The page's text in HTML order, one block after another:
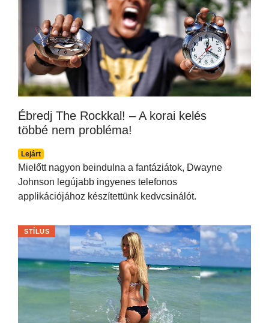
Ébredj The Rockkal! – A korai kelés
többé nem probléma!
Lejárt
Mielőtt nagyon beindulna a fantáziátok, Dwayne
Johnson legújabb ingyenes telefonos
applikációjához készítettünk kedvcsinálót.
STÍLUS